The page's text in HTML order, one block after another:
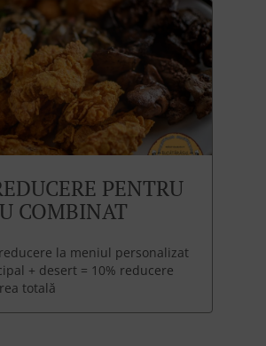
PENTRU
COMBINAT
la meniul personalizat
+ desert = 10% reducere
totală